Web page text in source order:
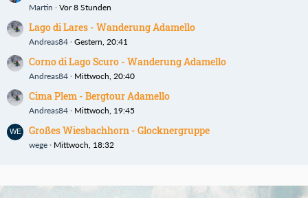
Martin Vor 8 Stunden
Lago di Lares - Wanderung Adamello
Andreas84 Gestern, 20:41
Corno di Lago Scuro - Wanderung Adamello
Andreas84 Mittwoch, 20:40
Cima Plem - Bergtour Adamello
Andreas84 Mittwoch, 19:45
Großes Wiesbachhorn - Glocknergruppe
wege Mittwoch, 18:32